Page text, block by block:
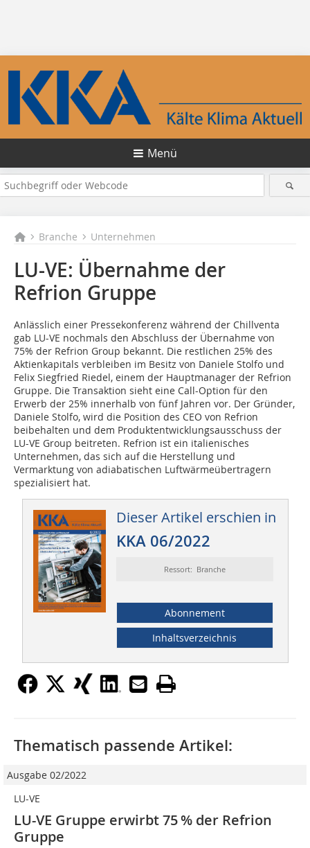
Menü
Branche Unternehmen
LU-VE: Übernahme der
Refrion Gruppe
Anlässlich einer Pressekonferenz während der Chillventa
gab LU-VE nochmals den Abschluss der Übernahme von
75% der Refrion Group bekannt. Die restlichen 25% des
Aktienkapitals verbleiben im Besitz von Daniele Stolfo und
Felix Siegfried Riedel, einem der Hauptmanager der Refrion
Gruppe. Die Transaktion sieht eine Call-Option für den
Erwerb der 25% innerhalb von fünf Jahren vor. Der Gründer,
Daniele Stolfo, wird die Position des CEO von Refrion
beibehalten und dem Produktentwicklungsausschuss der
LU-VE Group beitreten. Refrion ist ein italienisches
Unternehmen, das sich auf die Herstellung und
Vermarktung von adiabatischen Luftwärmeübertragern
spezialisiert hat.
Dieser Artikel erschien in
KKA 06/2022
Ressort: Branche
Abonnement
Inhaltsverzeichnis
Thematisch passende Artikel:
Ausgabe 02/2022
LU-VE
LU-VE Gruppe erwirbt 75 % der Refrion
Gruppe